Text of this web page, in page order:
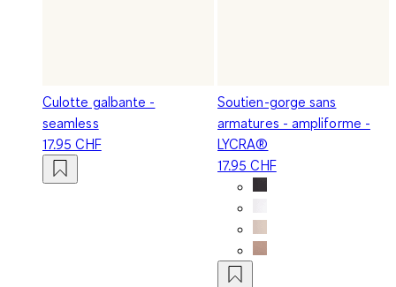
Culotte galbante -
seamless
17.95 CHF
Soutien-gorge sans
armatures - ampliforme -
LYCRA®
17.95 CHF